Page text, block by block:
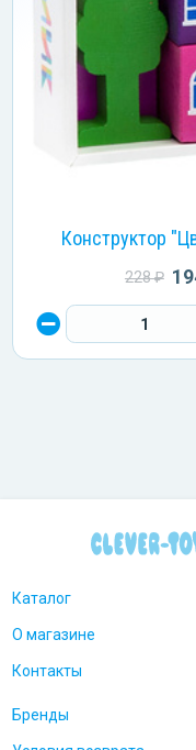
Конструктор
228 ₽
Каталог
О магазине
Контакты
Бренды